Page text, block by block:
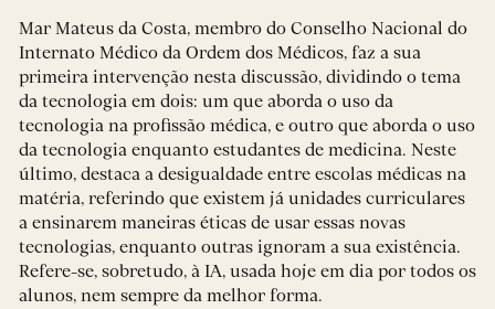
Mar Mateus da Costa, membro do Conselho Nacional do
Internato Médico da Ordem dos Médicos, faz a sua
primeira intervenção nesta discussão, dividindo o tema
da tecnologia em dois: um que aborda o uso da
tecnologia na profissão médica, e outro que aborda o uso
da tecnologia enquanto estudantes de medicina. Neste
último, destaca a desigualdade entre escolas médicas na
matéria, referindo que existem já unidades curriculares
a ensinarem maneiras éticas de usar essas novas
tecnologias, enquanto outras ignoram a sua existência.
Refere-se, sobretudo, à IA, usada hoje em dia por todos os
alunos, nem sempre da melhor forma.